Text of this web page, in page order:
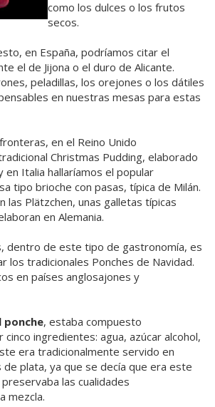
como los dulces o los frutos
secos.
en España, podríamos citar el
el de Jijona o el duro de Alicante.
peladillas, los orejones o los dátiles
en nuestras mesas para estas
en el Reino Unido
Christmas Pudding, elaborado
en Italia hallaríamos el popular
tipo brioche con pasas, típica de Milán.
las Plätzchen, unas galletas típicas
en Alemania.
dentro de este tipo de gastronomía, es
los tradicionales Ponches de Navidad.
en países anglosajones y
ponche, estaba compuesto
ingredientes: agua, azúcar alcohol,
era tradicionalmente servido en
de plata, ya que se decía que era este
las cualidades
mezcla.